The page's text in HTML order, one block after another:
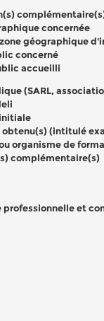
concernée
géographique
concerné
accueilli
(SARL,
obtenu(s) (intitulé
organisme de
complémentaire(s)
professionnelle et